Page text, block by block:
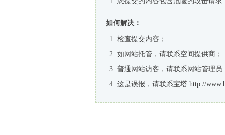
如何解决：
检查提交内容；
如网站托管，请联系空间提供商；
普通网站访客，请联系网站管理员
这是误报，请联系宝塔 http://